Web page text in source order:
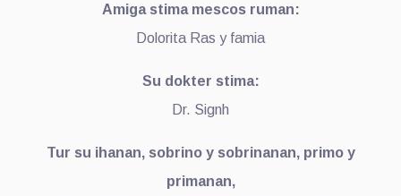
Amiga stima mescos ruman:
Dolorita Ras y famia
Su dokter stima:
Dr. Signh
Tur su ihanan, sobrino y sobrinanan, primo y
primanan,